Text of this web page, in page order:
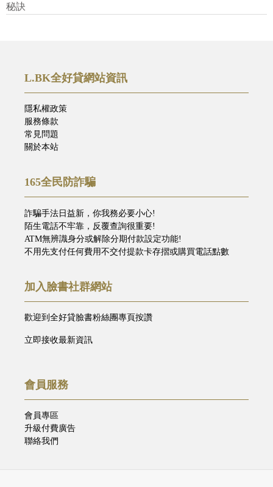
秘訣
L.BK全好貸網站資訊
隱私權政策
服務條款
常見問題
關於本站
165全民防詐騙
詐騙手法日益新，你我務必要小心!
陌生電話不牢靠，反覆查詢很重要!
ATM無辨識身分或解除分期付款設定功能!
不用先支付任何費用不交付提款卡存摺或購買電話點數
加入臉書社群網站
歡迎到全好貸臉書粉絲團專頁按讚
立即接收最新資訊
會員服務
會員專區
升級付費廣告
聯絡我們